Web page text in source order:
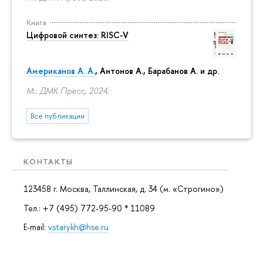
Книга
Цифровой синтез: RISC-V
Американов А. А., Антонов А., Барабанов А. и др.
М.: ДМК Пресс, 2024.
Все публикации
КОНТАКТЫ
123458 г. Москва, Таллинская, д. 34 (м. «Строгино»)
Тел.: +7 (495) 772-95-90 * 11089
E-mail: vstarykh@hse.ru